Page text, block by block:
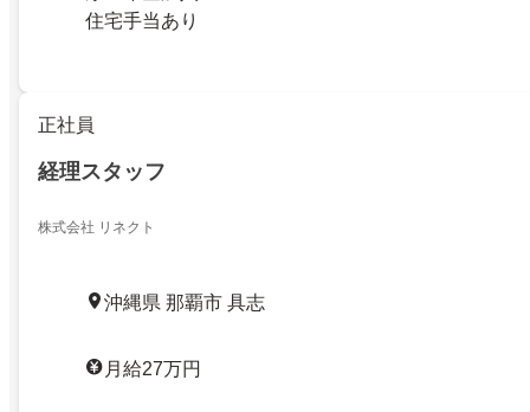
住宅手当あり
正社員
経理スタッフ
株式会社 リネクト
沖縄県 那覇市 具志
月給27万円